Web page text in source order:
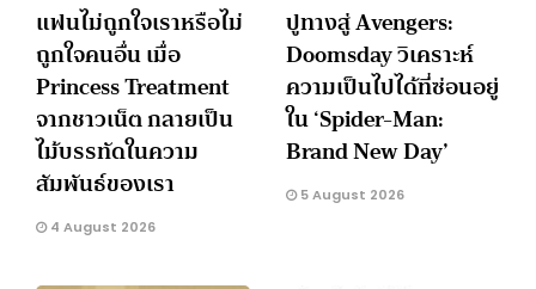
แฟนไม่ถูกใจเราหรือไม่
ถูกใจคนอื่น เมื่อ
Princess Treatment
จากชาวเน็ต กลายเป็น
ไม้บรรทัดในความ
สัมพันธ์ของเรา
4 August 2026
ปูทางสู่ Avengers:
Doomsday วิเคราะห์
ความเป็นไปได้ที่ซ่อนอยู่
ใน ‘Spider-Man:
Brand New Day’
5 August 2026